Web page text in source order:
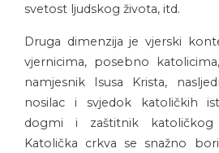
svetost ljudskog života, itd.
Druga dimenzija je vjerski
vjernicima, posebno
namjesnik Isusa Krista,
nosilac i svjedok katoličkih
dogmi i zaštitnik katoličkog
Katolička crkva se snažno